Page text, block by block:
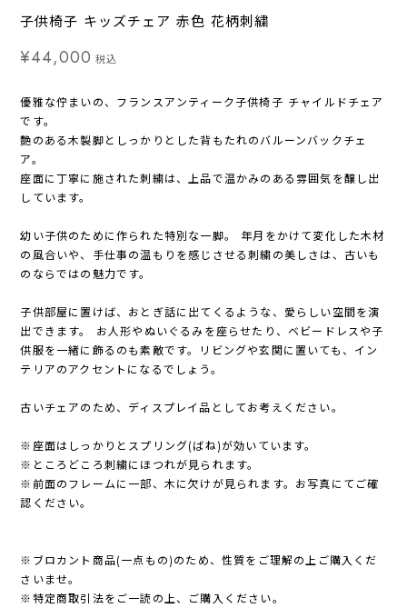
子供椅子 キッズチェア 赤色 花柄刺繍
¥44,000 税込
優雅な佇まいの、フランスアンティーク子供椅子 チャイルドチェア
です。
艶のある木製脚としっかりとした背もたれのバルーンバックチェ
ア。
座面に丁寧に施された刺繍は、上品で温かみのある雰囲気を醸し出
しています。
幼い子供のために作られた特別な一脚。 年月をかけて変化した木材
の風合いや、手仕事の温もりを感じさせる刺繍の美しさは、古いも
のならではの魅力です。
子供部屋に置けば、おとぎ話に出てくるような、愛らしい空間を演
出できます。 お人形やぬいぐるみを座らせたり、ベビードレスや子
供服を一緒に飾るのも素敵です。リビングや玄関に置いても、イン
テリアのアクセントになるでしょう。
古いチェアのため、ディスプレイ品としてお考えください。
※座面はしっかりとスプリング(ばね)が効いています。
※ところどころ刺繍にほつれが見られます。
※前面のフレームに一部、木に欠けが見られます。お写真にてご確
認ください。
※ブロカント商品(一点もの)のため、性質をご理解の上ご購入くだ
さいませ。
※特定商取引法をご一読の上、ご購入ください。